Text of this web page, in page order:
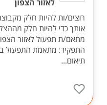
לאזור הצפון
רוצים/ות להיות חלק
אותך כדי להיות חלק
התפקיד: מתאמת התפעול
תיאום...